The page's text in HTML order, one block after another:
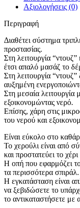
Αξιολογήσεις (0)
Περιγραφή
Διαθέτει σύστημα
προστασίας.
Στη λειτουργία
έτσι απαλό μασάζ το
Στη λειτουργία
αυξημένη
Στη μεσαία λειτουργία
εξοικονομώντας νερό.
Επίσης, χάρη στις
του νερού και
Είναι εύκολο στο
Το χερούλι είναι από
και προστατεύει το
Η οπή που εφαρμόζει το
τα περισσότερα σπιράλ.
Η εγκατάσταση είναι
να ξεβιδώσετε το
το αντικαταστήσετε με